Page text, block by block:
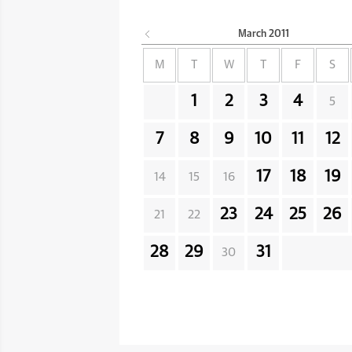
March 2011
M W F S
1 2 3 4 5
7 8 9 10 11 12
14 15 16 17 18 19
21 22 23 24 25 26
28 29 30 31